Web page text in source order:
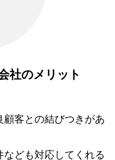
社のメリット
客との結びつきがあ
ども対応してくれる